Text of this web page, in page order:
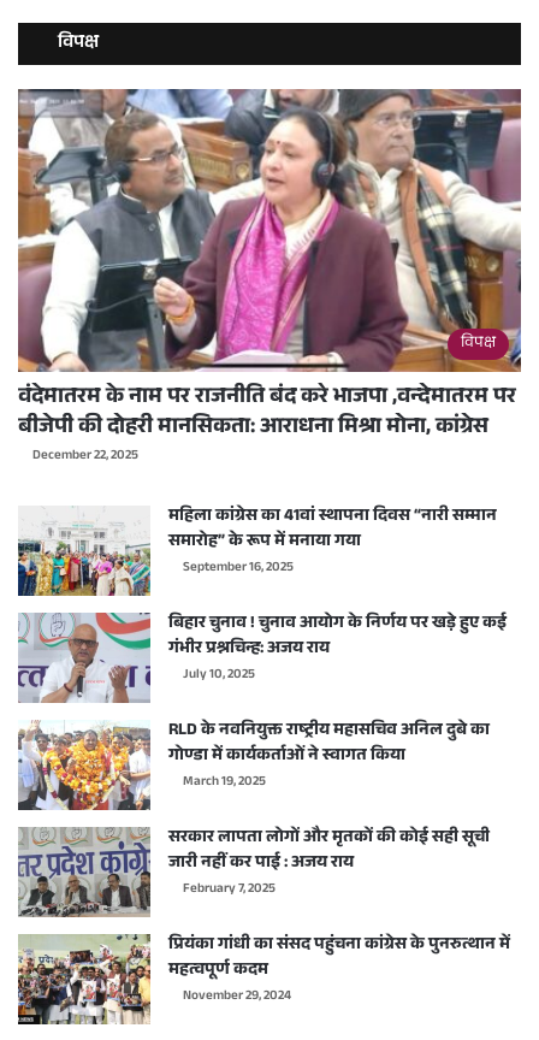
विपक्ष
विपक्ष
वंदेमातरम के नाम पर राजनीति बंद करे भाजपा ,वन्देमातरम पर
बीजेपी की दोहरी मानसिकता: आराधना मिश्रा मोना, कांग्रेस
December 22, 2025
महिला कांग्रेस का 41वां स्थापना दिवस “नारी सम्मान
समारोह” के रूप में मनाया गया
September 16, 2025
बिहार चुनाव ! चुनाव आयोग के निर्णय पर खड़े हुए कई
गंभीर प्रश्नचिन्ह: अजय राय
July 10, 2025
RLD के नवनियुक्त राष्ट्रीय महासचिव अनिल दुबे का
गोण्डा में कार्यकर्ताओं ने स्वागत किया
March 19, 2025
सरकार लापता लोगों और मृतकों की कोई सही सूची
जारी नहीं कर पाई : अजय राय
February 7, 2025
प्रियंका गांधी का संसद पहुंचना कांग्रेस के पुनरुत्थान में
महत्वपूर्ण कदम
November 29, 2024